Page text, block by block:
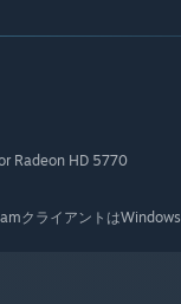
キルスロットがあり
各汎用スキルは加護
せることができ、一
Radeon HD 5770
クライアントは